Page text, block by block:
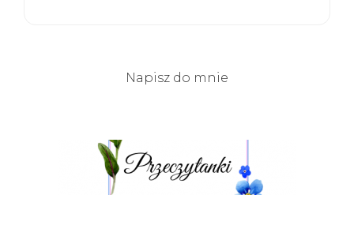
Napisz do mnie